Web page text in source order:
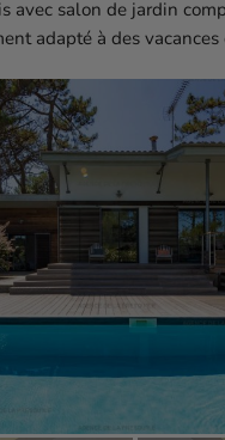
avec salon de jardin
adapté à des